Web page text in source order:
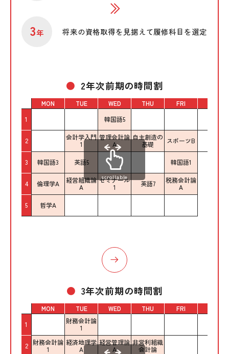
3年 将来の資格取得を見据えて履修科目を選定
2年次前期の時間割
MON TUE WED THU FRI
1
韓国語5
2
会計学入門
1
管理会計論
A
自主創造の
基礎
スポーツB
3 韓国語3 英語5 韓国語1
4 倫理学A
経営組織論
A
ゼミナール
1
英語7
税務会計論
A
5 哲学A
scrollable
3年次前期の時間割
MON TUE WED THU FRI
1
財務会計論
1
2
財務会計論
1
経済地理学
A
経営管理論
A
非営利組織
会計論